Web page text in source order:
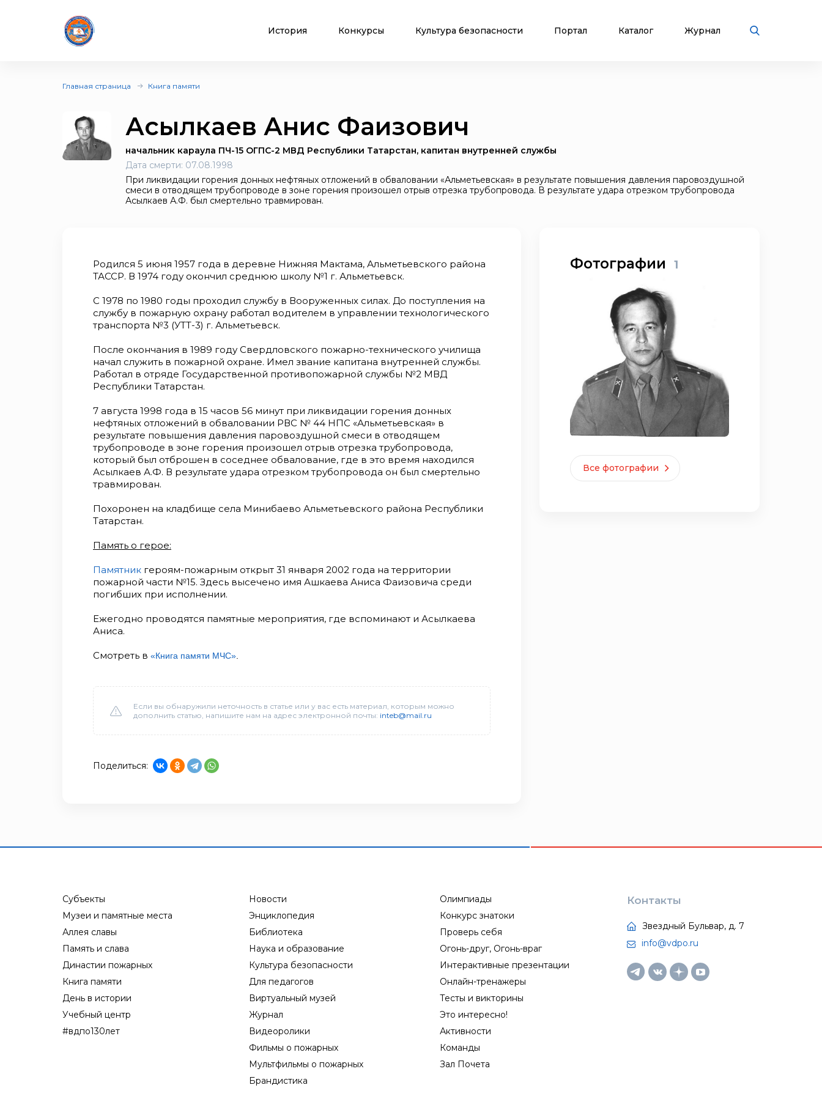
История Конкурсы Культура безопасности Портал Каталог Журнал
Главная страница Книга памяти
Асылкаев Анис Фаизович
начальник караула ПЧ-15 ОГПС-2 МВД Республики Татарстан, капитан внутренней службы
Дата смерти: 07.08.1998
При ликвидации горения донных нефтяных отложений в обваловании «Альметьевская» в результате повышения давления паровоздушной
смеси в отводящем трубопроводе в зоне горения произошел отрыв отрезка трубопровода. В результате удара отрезком трубопровода
Асылкаев А.Ф. был смертельно травмирован.
Родился 5 июня 1957 года в деревне Нижняя Мактама, Альметьевского района
ТАССР. В 1974 году окончил среднюю школу №1 г. Альметьевск.
С 1978 по 1980 годы проходил службу в Вооруженных силах. До поступления на
службу в пожарную охрану работал водителем в управлении технологического
транспорта №3 (УТТ-3) г. Альметьевск.
После окончания в 1989 году Свердловского пожарно-технического училища
начал служить в пожарной охране. Имел звание капитана внутренней службы.
Работал в отряде Государственной противопожарной службы №2 МВД
Республики Татарстан.
7 августа 1998 года в 15 часов 56 минут при ликвидации горения донных
нефтяных отложений в обваловании РВС № 44 НПС «Альметьевская» в
результате повышения давления паровоздушной смеси в отводящем
трубопроводе в зоне горения произошел отрыв отрезка трубопровода,
который был отброшен в соседнее обвалование, где в это время находился
Асылкаев А.Ф. В результате удара отрезком трубопровода он был смертельно
травмирован.
Похоронен на кладбище села Минибаево Альметьевского района Республики
Татарстан.
Память о герое:
Памятник героям-пожарным открыт 31 января 2002 года на территории
пожарной части №15. Здесь высечено имя Ашкаева Аниса Фаизовича среди
погибших при исполнении.
Ежегодно проводятся памятные мероприятия, где вспоминают и Асылкаева
Аниса.
Смотреть в «Книга памяти МЧС»
Если вы обнаружили неточность в статье или у вас есть материал, которым можно
дополнить статью, напишите нам на адрес электронной почты: inteb@mail.ru
Поделиться:
Фотографии 1
Все фотографии
Субъекты
Музеи и памятные места
Аллея славы
Память и слава
Династии пожарных
Книга памяти
День в истории
Учебный центр
#вдпо130лет
Новости
Энциклопедия
Библиотека
Наука и образование
Культура безопасности
Для педагогов
Виртуальный музей
Журнал
Видеоролики
Фильмы о пожарных
Мультфильмы о пожарных
Брандистика
Олимпиады
Конкурс знатоки
Проверь себя
Огонь-друг, Огонь-враг
Интерактивные презентации
Онлайн-тренажеры
Тесты и викторины
Это интересно!
Активности
Команды
Зал Почета
Контакты
Звездный Бульвар, д. 7
info@vdpo.ru